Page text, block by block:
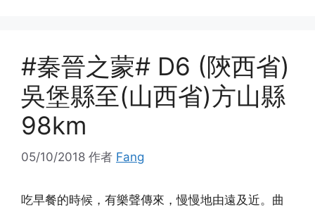
#秦晉之蒙# D6 (陝西省)
吳堡縣至(山西省)方山縣
98km
05/10/2018 作者 Fang
吃早餐的時候，有樂聲傳來，慢慢地由遠及近。曲